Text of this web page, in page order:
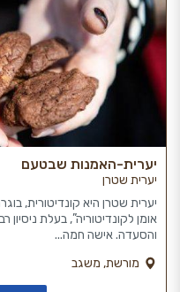
יערית-האמנות שבטעם
יערית שטרן
יערית שטרן היא קונדיטורית,
אומן לקונדיטוריה”, בעלת ניסיון
והסעדה. אישה חמה...
מורשת, משגב